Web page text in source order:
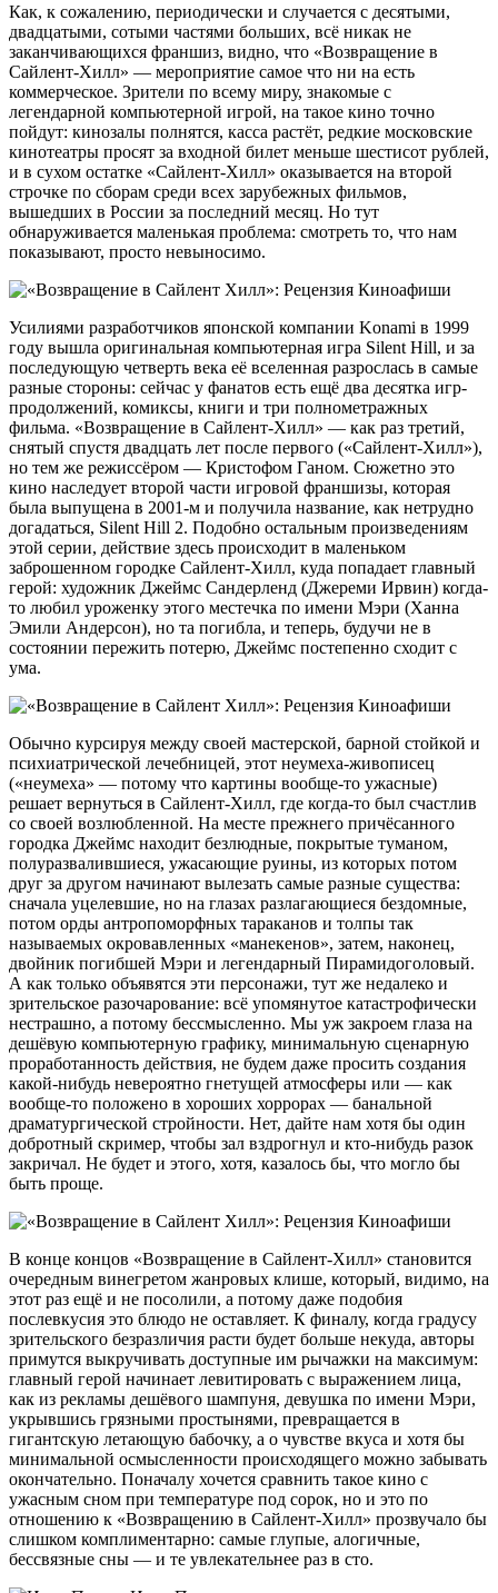
Как, к сожалению, периодически и случается с десятыми,
двадцатыми, сотыми частями больших, всё никак не
заканчивающихся франшиз, видно, что «Возвращение в
Сайлент-Хилл» — мероприятие самое что ни на есть
коммерческое. Зрители по всему миру, знакомые с
легендарной компьютерной игрой, на такое кино точно
пойдут: кинозалы полнятся, касса растёт, редкие московские
кинотеатры просят за входной билет меньше шестисот рублей,
и в сухом остатке «Сайлент-Хилл» оказывается на второй
строчке по сборам среди всех зарубежных фильмов,
вышедших в России за последний месяц. Но тут
обнаруживается маленькая проблема: смотреть то, что нам
показывают, просто невыносимо.
Усилиями разработчиков японской компании Konami в 1999
году вышла оригинальная компьютерная игра Silent Hill, и за
последующую четверть века её вселенная разрослась в самые
разные стороны: сейчас у фанатов есть ещё два десятка игр-
продолжений, комиксы, книги и три полнометражных
фильма. «Возвращение в Сайлент-Хилл» — как раз третий,
снятый спустя двадцать лет после первого («Сайлент-Хилл»),
но тем же режиссёром — Кристофом Ганом. Сюжетно это
кино наследует второй части игровой франшизы, которая
была выпущена в 2001-м и получила название, как нетрудно
догадаться, Silent Hill 2. Подобно остальным произведениям
этой серии, действие здесь происходит в маленьком
заброшенном городке Сайлент-Хилл, куда попадает главный
герой: художник Джеймс Сандерленд (Джереми Ирвин) когда-
то любил уроженку этого местечка по имени Мэри (Ханна
Эмили Андерсон), но та погибла, и теперь, будучи не в
состоянии пережить потерю, Джеймс постепенно сходит с
ума.
Обычно курсируя между своей мастерской, барной стойкой и
психиатрической лечебницей, этот неумеха-живописец
(«неумеха» — потому что картины вообще-то ужасные)
решает вернуться в Сайлент-Хилл, где когда-то был счастлив
со своей возлюбленной. На месте прежнего причёсанного
городка Джеймс находит безлюдные, покрытые туманом,
полуразвалившиеся, ужасающие руины, из которых потом
друг за другом начинают вылезать самые разные существа:
сначала уцелевшие, но на глазах разлагающиеся бездомные,
потом орды антропоморфных тараканов и толпы так
называемых окровавленных «манекенов», затем, наконец,
двойник погибшей Мэри и легендарный Пирамидоголовый.
А как только объявятся эти персонажи, тут же недалеко и
зрительское разочарование: всё упомянутое катастрофически
нестрашно, а потому бессмысленно. Мы уж закроем глаза на
дешёвую компьютерную графику, минимальную сценарную
проработанность действия, не будем даже просить создания
какой-нибудь невероятно гнетущей атмосферы или — как
вообще-то положено в хороших хоррорах — банальной
драматургической стройности. Нет, дайте нам хотя бы один
добротный скример, чтобы зал вздрогнул и кто-нибудь разок
закричал. Не будет и этого, хотя, казалось бы, что могло бы
быть проще.
В конце концов «Возвращение в Сайлент-Хилл» становится
очередным винегретом жанровых клише, который, видимо, на
этот раз ещё и не посолили, а потому даже подобия
послевкусия это блюдо не оставляет. К финалу, когда градусу
зрительского безразличия расти будет больше некуда, авторы
примутся выкручивать доступные им рычажки на максимум:
главный герой начинает левитировать с выражением лица,
как из рекламы дешёвого шампуня, девушка по имени Мэри,
укрывшись грязными простынями, превращается в
гигантскую летающую бабочку, а о чувстве вкуса и хотя бы
минимальной осмысленности происходящего можно забывать
окончательно. Поначалу хочется сравнить такое кино с
ужасным сном при температуре под сорок, но и это по
отношению к «Возвращению в Сайлент-Хилл» прозвучало бы
слишком комплиментарно: самые глупые, алогичные,
бессвязные сны — и те увлекательнее раз в сто.